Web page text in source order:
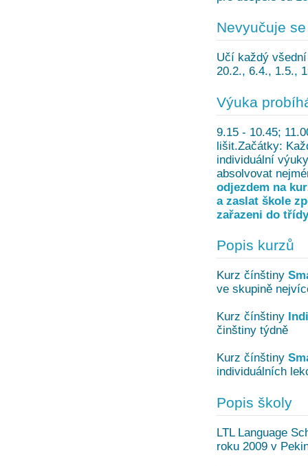
Nevyučuje se
Učí každý
20.2., 6.4., 1.5.,
Výuka
9.15 - 10.45;
lišit.Začátky:
individuální
absolvovat
odjezdem na
a zaslat škole
zařazeni do
Popis kurzů
Kurz čínštiny
ve skupině
Kurz čínštiny
činštiny týdně
Kurz čínštiny
individuálních
Popis školy
LTL Language
roku 2009 v